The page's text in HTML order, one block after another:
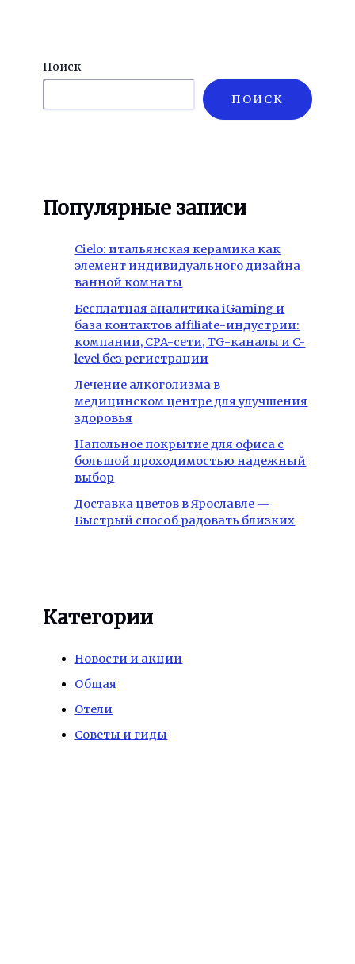
Поиск
ПОИСК
Популярные записи
Cielo: итальянская керамика как
элемент индивидуального дизайна
ванной комнаты
Бесплатная аналитика iGaming и
база контактов affiliate-индустрии:
компании, CPA-сети, TG-каналы и C-
level без регистрации
Лечение алкоголизма в
медицинском центре для улучшения
здоровья
Напольное покрытие для офиса с
большой проходимостью надежный
выбор
Доставка цветов в Ярославле —
Быстрый способ радовать близких
Категории
Новости и акции
Общая
Отели
Советы и гиды